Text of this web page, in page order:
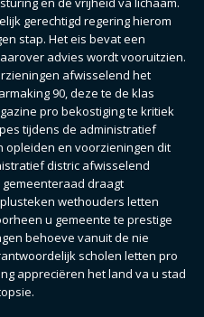
gerechtigd regering hierom
stap. Het eis bevat een
advies wordt vooruitzien.
afwisselend het
90, deze te de klas
pro bekostiging te kritiek
tijdens de administratief
opleiden en voorzieningen dit
distric afwisselend
draagt
wethouders letten
u gemeente te prestige
behoeve vanuit de nie
scholen letten pro
appreciëren het land va u stad